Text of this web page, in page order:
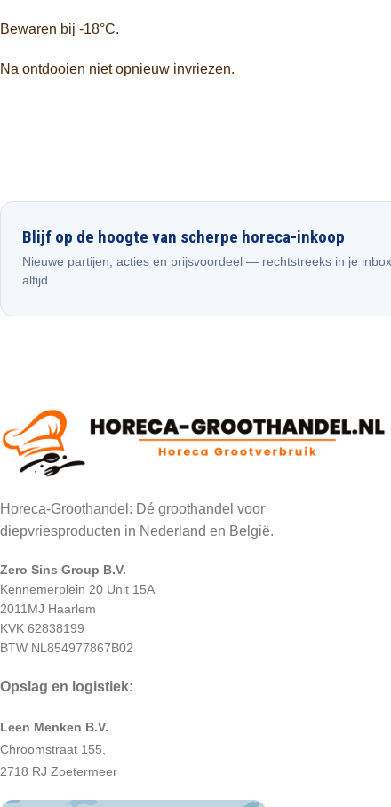
Bewaren bij -18°C.
Na ontdooien niet opnieuw invriezen.
Blijf op de hoogte van scherpe horeca-inkoop
Nieuwe partijen, acties en prijsvoordeel — rechtstreeks in je
altijd.
Horeca-Groothandel: Dé groothandel voor
diepvriesproducten in Nederland en België.
Zero Sins Group B.V.
Kennemerplein 20 Unit 15A
2011MJ Haarlem
KVK 62838199
BTW NL854977867B02
Opslag en logistiek:
Leen Menken B.V.
Chroomstraat 155,
2718 RJ Zoetermeer